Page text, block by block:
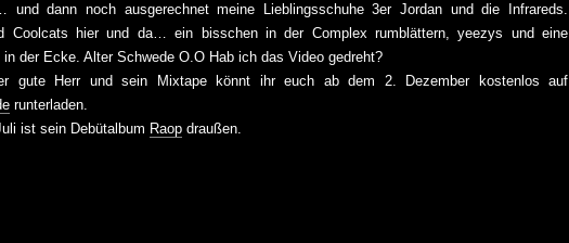
und dann noch ausgerechnet meine Lieblingsschuhe 3er Jordan und die Infrareds.
Coolcats hier und da… ein bisschen in der Complex rumblättern, yeezys und eine
der Ecke. Alter Schwede O.O Hab ich das Video gedreht?
gute Herr und sein Mixtape könnt ihr euch ab dem 2. Dezember kostenlos auf
runterladen.
ist sein Debütalbum Raop draußen.